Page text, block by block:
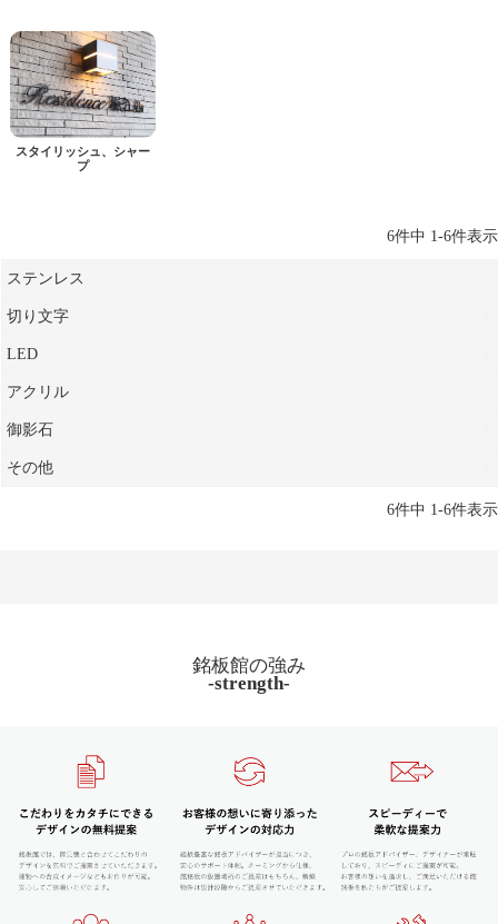
スタイリッシュ、シャー
プ
6件中 1 -6件表示
ステンレス
切り文字
LED
アクリル
御影石
その他
6件中 1 -6件表示
銘板館の強み
-strength-